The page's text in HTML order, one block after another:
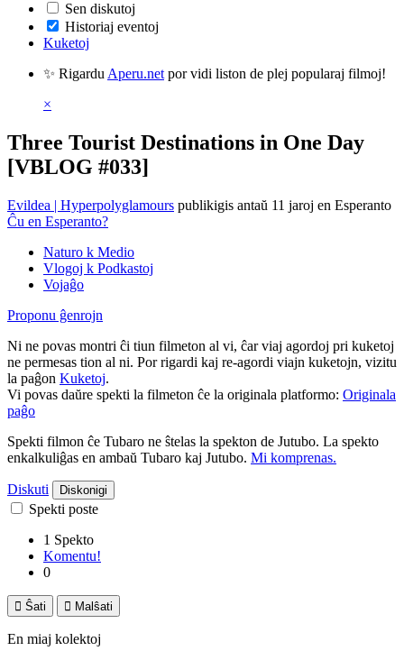
Sen diskutoj
Historiaj eventoj
Kuketoj
✨ Rigardu Aperu.net por vidi liston de plej popularaj filmoj!
×
Three Tourist Destinations in One Day
[VBLOG #033]
Evildea | Hyperpolyglamours publikigis antaŭ 11 jaroj en Esperanto
Ĉu en Esperanto?
Naturo k Medio
Vlogoj k Podkastoj
Vojaĝo
Proponu ĝenrojn
Ni ne povas montri ĉi tiun filmeton al vi, ĉar viaj agordoj pri kuketoj
ne permesas tion al ni. Por rigardi kaj re-agordi viajn kuketojn, vizitu
la paĝon Kuketoj.
Vi povas daŭre spekti la filmeton ĉe la originala platformo: Originala
paĝo
Spekti filmon ĉe Tubaro ne ŝtelas la spekton de Jutubo. La spekto
enkalkuliĝas en ambaŭ Tubaro kaj Jutubo. Mi komprenas.
Diskuti Diskonigi
Spekti poste
1 Spekto
Komentu!
0
 Ŝati  Malŝati
En miaj kolektoj